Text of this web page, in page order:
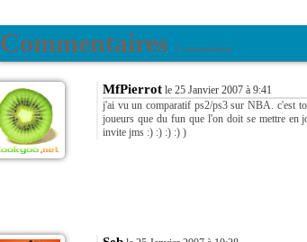
Commentaires 5 commentaires
MfPierrot le 25 Janvier 2007 à 9:41
j'ai vu un comparatif ps2/ps3 sur NBA. c'est
joueurs que du fun que l'on doit se mettre en
invite jms :) :) :) :) )